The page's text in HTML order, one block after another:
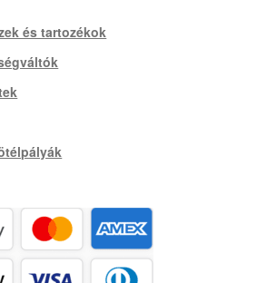
és tartozékok